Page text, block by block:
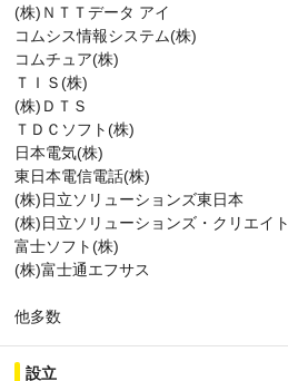
(株)ＮＴＴデータ アイ
コムシス情報システム(株)
コムチュア(株)
ＴＩＳ(株)
(株)ＤＴＳ
ＴＤＣソフト(株)
日本電気(株)
東日本電信電話(株)
(株)日立ソリューションズ東日本
(株)日立ソリューションズ・クリエイト
富士ソフト(株)
(株)富士通エフサス
他多数
設立